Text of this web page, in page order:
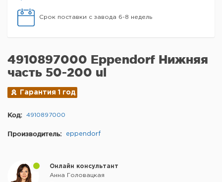
Срок поставки с завода 6-8 недель
4910897000 Eppendorf Нижняя
часть 50-200 ul
Гарантия 1 год
Код: 4910897000
Производитель: eppendorf
Онлайн консультант
Анна Головацкая